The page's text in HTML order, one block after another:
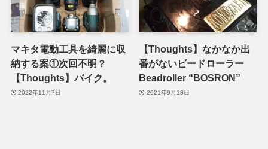
マキタ電動工具を綺麗に収
納する案①次回不明？
【Thoughts】バイク。
2022年11月7日
【Thoughts】なかなか出
番がないビードローラー
Beadroller “BOSRON”
2021年9月18日